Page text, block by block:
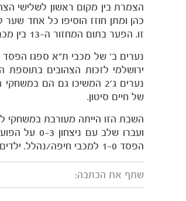
הצמרת בין מקום ראשון לשלישי
זו. הפער בתום המחזור ה-13 בין מכבי ת"א 'עודד' לשנייה בטבלה, הפועל ת"א, עומד על שמונה נקודות.
ירושלמי לזכות הצהובים
של חיים סיטון.
השבת הזו הייתה מעורבת במשחקי
ועברו
הפסד 1-0 למכבי חיפה/נהלל. ילדים ב' צפון ממשיכים הלאה לאחר ניצחון חוץ 0-2 על הפועל רמה"ש.
שתף את הכתבה: